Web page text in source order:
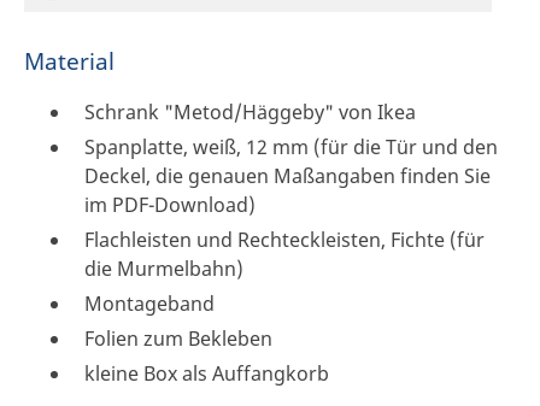
Material
Schrank "Metod/Häggeby" von Ikea
Spanplatte, weiß, 12 mm (für die Tür und den
Deckel, die genauen Maßangaben finden Sie
im PDF-Download)
Flachleisten und Rechteckleisten, Fichte (für
die Murmelbahn)
Montageband
Folien zum Bekleben
kleine Box als Auffangkorb